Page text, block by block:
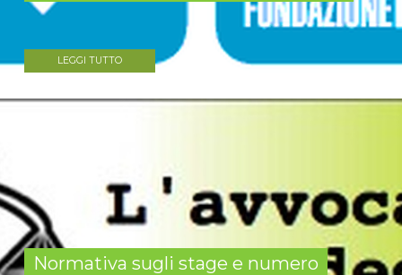
LEGGI TUTTO
Normativa sugli stage e numero